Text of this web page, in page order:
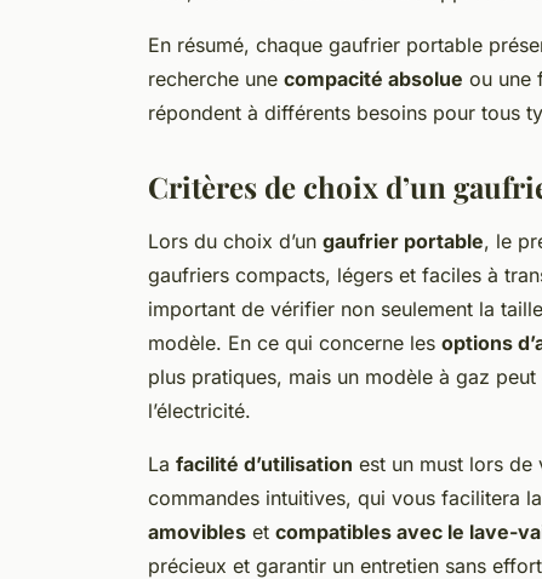
En résumé, chaque gaufrier portable
recherche une compacité absolue ou une
répondent à différents besoins pour tous
Critères de choix d’un
Lors du choix d’un gaufrier portable, le
gaufriers compacts, légers et faciles à
important de vérifier non seulement la
modèle. En ce qui concerne les options
plus pratiques, mais un modèle à gaz
l’électricité.
La facilité d’utilisation est un must lors de
commandes intuitives, qui vous facilitera
amovibles et compatibles avec le lave-
précieux et garantir un entretien sans